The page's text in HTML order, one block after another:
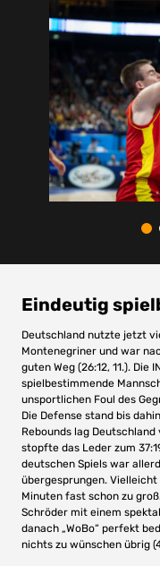
Eindeutig
Deutschland nutzte jetzt
Montenegriner und war
guten Weg (26:12, 11.).
spielbestimmende
unsportlichen Foul des
Die Defense stand bis
Rebounds lag
stopfte das Leder zum
deutschen Spiels war
übergesprungen. Vielleicht
Minuten fast schon zu
Schröder mit einem
danach „WoBo“ perfekt
nichts zu wünschen übrig